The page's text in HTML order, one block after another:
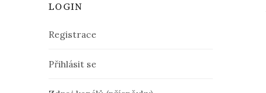
LOGIN
Registrace
Přihlásit se